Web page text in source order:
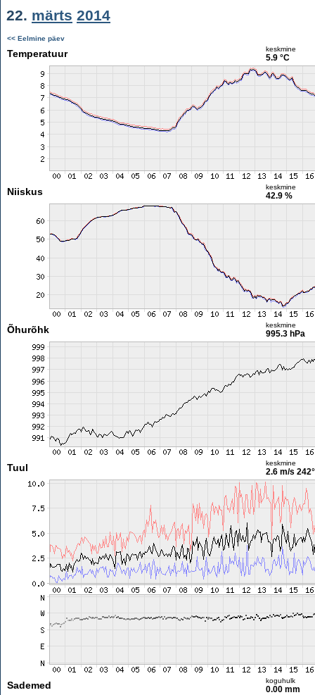
22. märts 2014
<< Eelmine päev
Temperatuur keskmine
5.9 °C
Niiskus keskmine
42.9 %
Õhurõhk keskmine
995.3 hPa
Tuul keskmine
2.6 m/s 242°
Sademed koguhulk
0.00 mm